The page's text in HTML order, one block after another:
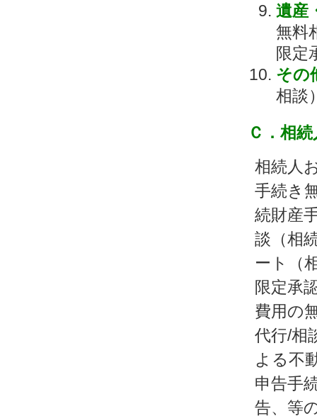
遺産
無料
限定
その
相談
Ｃ．相
相続人
手続き
続財産
談（相
ート（
限定承
費用の
代行/相
よる不
申告手
告、等